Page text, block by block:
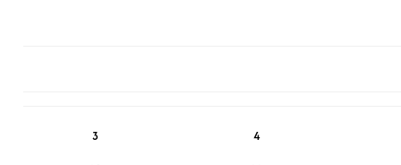
3
4